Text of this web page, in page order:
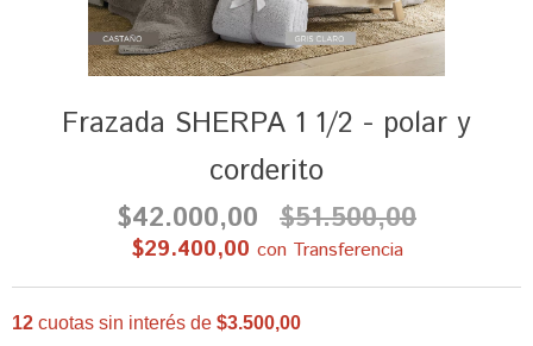
Frazada SHERPA 1 1/2 - polar y
corderito
$42.000,00 $51.500,00
$29.400,00 con Transferencia
12 cuotas sin interés de $3.500,00